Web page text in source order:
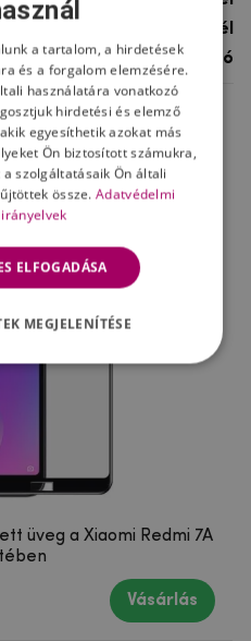
rugalmas gél
átlátszó
el
üveg a Xiaomi Redmi 7A
Vásárlás
a tartalom, a hirdetések
és a forgalom elemzésére.
használatára vonatkozó
hirdetési és elemző
egyesíthetik azokat más
Ön biztosított számukra,
szolgáltatásaik Ön általi
össze.Adatvédelmi
irányelvek
ELFOGADÁSA
MEGJELENÍTÉSE